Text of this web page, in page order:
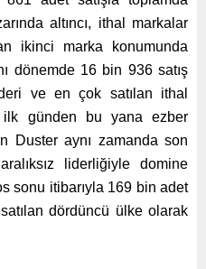
altıncı, ithal markalar
ikinci marka konumunda
dönemde 16 bin 936 satış
ve en çok satılan ithal
ilk günden bu yana ezber
Duster aynı zamanda son
liderliğiyle domine
sonu itibarıyla 169 bin adet
dördüncü ülke olarak